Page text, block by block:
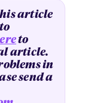
article
to
article.
in
send a